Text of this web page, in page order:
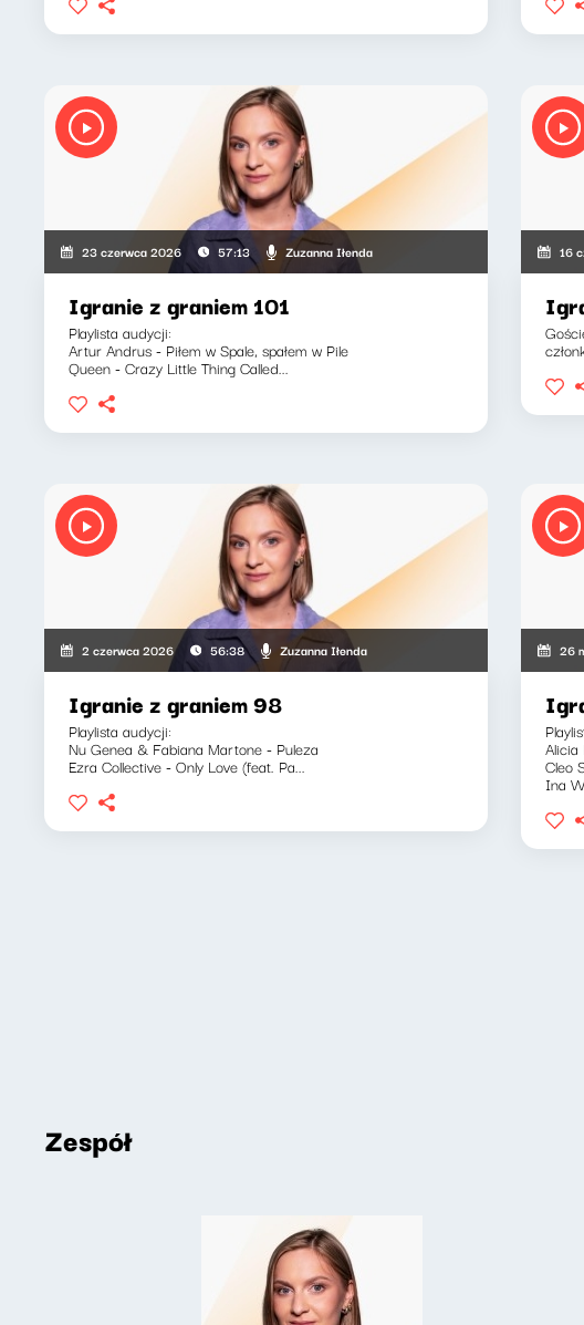
23 czerwca 2026 57:13 Zuzanna Iłenda
Igranie z graniem 101
Playlista audycji:
Artur Andrus - Piłem w Spale, spałem w Pile
Queen - Crazy Little Thing Called...
16
2 czerwca 2026 56:38 Zuzanna Iłenda
Igranie z graniem 98
Playlista audycji:
Nu Genea & Fabiana Martone - Puleza
Ezra Collective - Only Love (feat. Pa...
26
Cleo
Ina
Zespół